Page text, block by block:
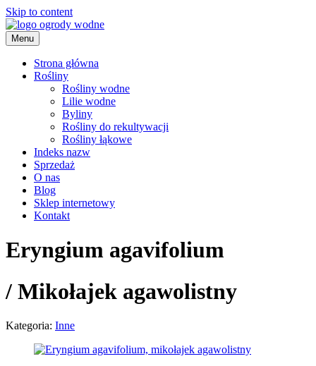
Skip to content
ogrody wodne
Menu
Strona główna
Rośliny
Rośliny wodne
Lilie wodne
Byliny
Rośliny do rekultywacji
Rośliny łąkowe
Indeks nazw
Sprzedaż
O nas
Blog
Sklep internetowy
Kontakt
Eryngium agavifolium
/ Mikołajek agawolistny
Kategoria: Inne